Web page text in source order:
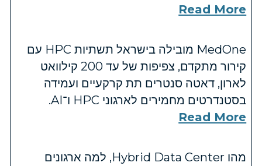
Read More
MedOne מובילה בישראל תשתיות HPC עם
קירור מתקדם, צפיפות של עד 200 קילוואט
לארון, דאטה סנטרים תת קרקעיים ועמידה
בסטנדרטים מחמירים לארגוני HPC ו־AI.
Read More
מהו Hybrid Data Center, למה ארגונים